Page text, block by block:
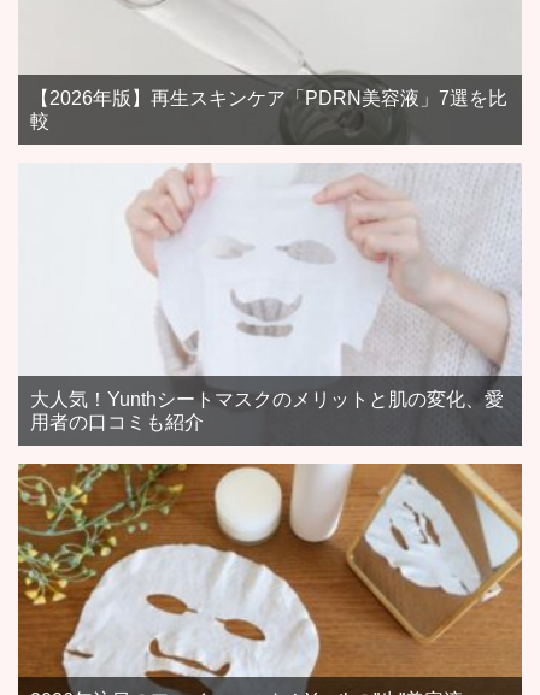
【2026年版】再生スキンケア「PDRN美容液」7選を比
較
大人気！Yunthシートマスクのメリットと肌の変化、愛
用者の口コミも紹介